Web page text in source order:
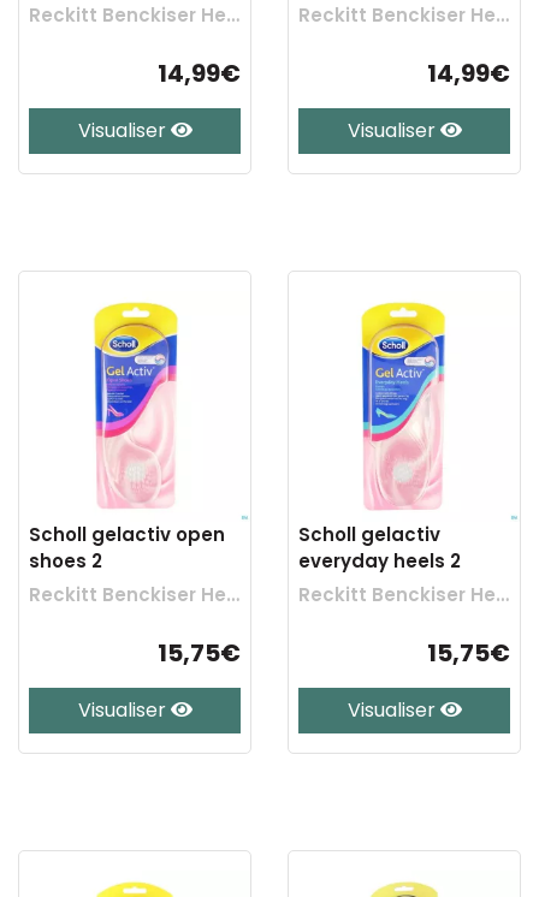
Reckitt Benckiser Healthcare
14,99€
Visualiser
Reckitt Benckiser Healthcare
14,99€
Visualiser
Scholl gelactiv open
shoes 2
Reckitt Benckiser Healthcare
15,75€
Visualiser
Scholl gelactiv
everyday heels 2
Reckitt Benckiser Healthcare
15,75€
Visualiser